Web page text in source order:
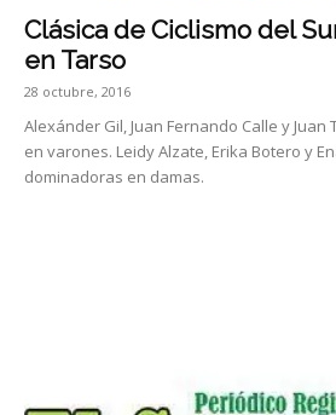
Clásica de Ciclismo del
en Tarso
28 octubre, 2016
Alexánder Gil, Juan Fernando Calle y
en varones. Leidy Alzate, Erika Botero y
dominadoras en damas.